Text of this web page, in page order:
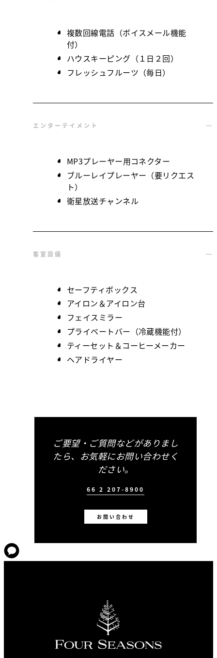
複数回線電話（ボイスメール機能
付）
ハウスキーピング（１日２回）
フレッシュフルーツ（毎日）
エンターテイメント
MP3プレーヤー用コネクター
ブルーレイプレーヤー（要リクエス
ト）
衛星放送チャンネル
客室設備
セーフティボックス
アイロン＆アイロン台
フェイスミラー
プライベートバー（冷蔵機能付）
ティーセット＆コーヒーメーカー
ヘアドライヤー
ご要望・ご質問などがありまし
たら、お気軽にお問い合わせく
ださい。
66 2 207-8900
お問い合わせ